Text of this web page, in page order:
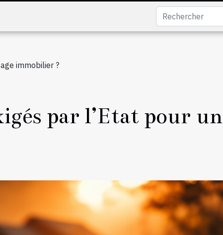
immobilier ?
par l’Etat pour un